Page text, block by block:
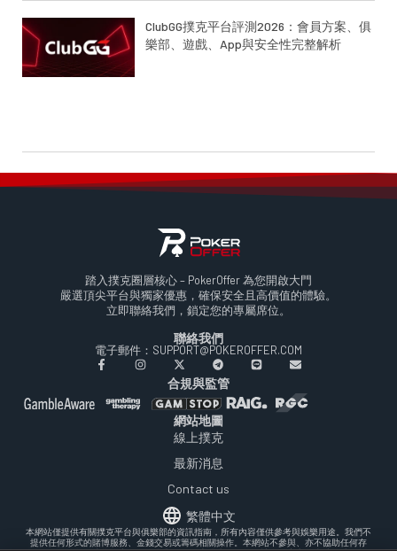
ClubGG撲克平台評測2026：會員方案、俱
樂部、遊戲、App與安全性完整解析
踏入撲克圈層核心 – PokerOffer 為您開啟大門
嚴選頂尖平台與獨家優惠，確保安全且高價值的體驗。
立即聯絡我們，鎖定您的專屬席位。
聯絡我們
電子郵件：SUPPORT@POKEROFFER.COM
合規與監管
網站地圖
線上撲克
最新消息
Contact us
繁體中文
本網站僅提供有關撲克平台與俱樂部的資訊指南，所有內容僅供參考與娛樂用途。我們不
提供任何形式的賭博服務、金錢交易或籌碼相關操作。本網站不參與、亦不協助任何存